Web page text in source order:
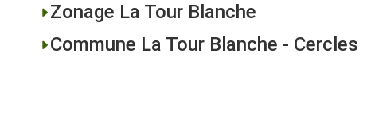
Zonage La Tour Blanche
Commune La Tour Blanche - Cercles